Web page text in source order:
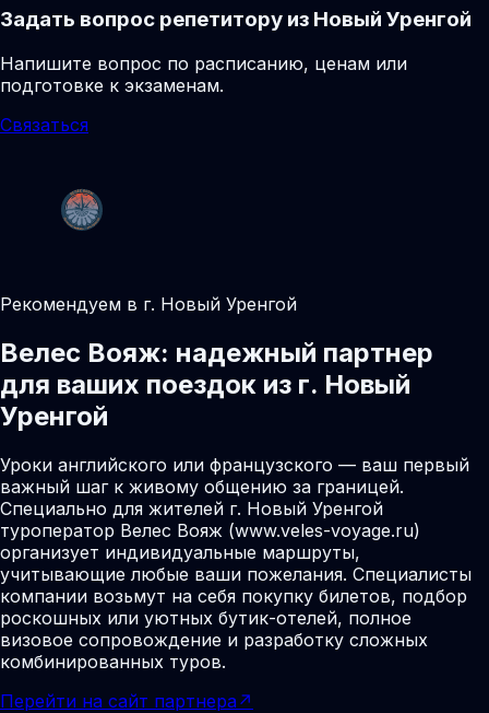
Задать вопрос репетитору из Новый Уренгой
Напишите вопрос по расписанию, ценам или
подготовке к экзаменам.
Связаться
Рекомендуем в г. Новый Уренгой
Велес Вояж: надежный партнер
для ваших поездок из г. Новый
Уренгой
Уроки английского или французского — ваш первый
важный шаг к живому общению за границей.
Специально для жителей г. Новый Уренгой
туроператор Велес Вояж (www.veles-voyage.ru)
организует индивидуальные маршруты,
учитывающие любые ваши пожелания. Специалисты
компании возьмут на себя покупку билетов, подбор
роскошных или уютных бутик-отелей, полное
визовое сопровождение и разработку сложных
комбинированных туров.
Перейти на сайт партнера ↗